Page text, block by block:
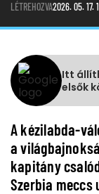
LÉTREHOZVA2026. 05. 17.
Itt
elsők
A kézilabda-
a
kapitány
Szerbia meccs